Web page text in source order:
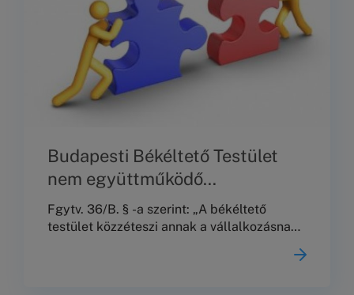
Budapesti Békéltető Testület
nem együttműködő
vállalkozások jegyzéke 2023.
január 15 – 2023. május 15-ig.
Fgytv. 36/B. § -a szerint: „A békéltető
testület közzéteszi annak a vállalkozásnak